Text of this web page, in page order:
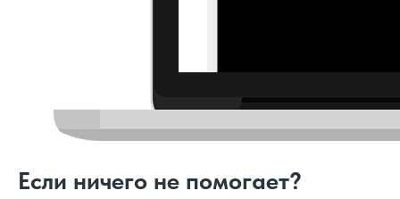
Если ничего не помогает?